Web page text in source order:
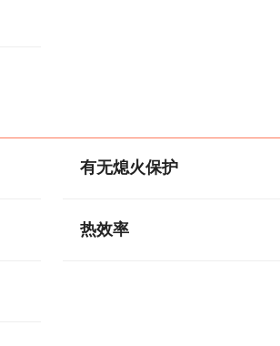
有无熄火保护
热效率